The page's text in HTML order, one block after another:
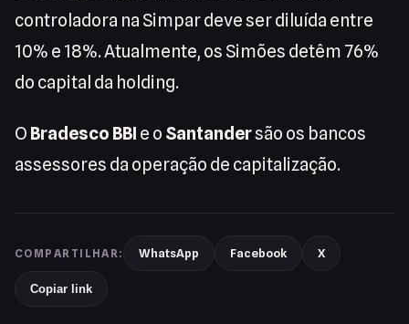
controladora na Simpar deve ser diluída entre
10% e 18%. Atualmente, os Simões detêm 76%
do capital da holding.
O Bradesco BBI e o Santandersão os bancos
assessores da operação de capitalização.
COMPARTILHAR: WhatsApp Facebook X
Copiar link